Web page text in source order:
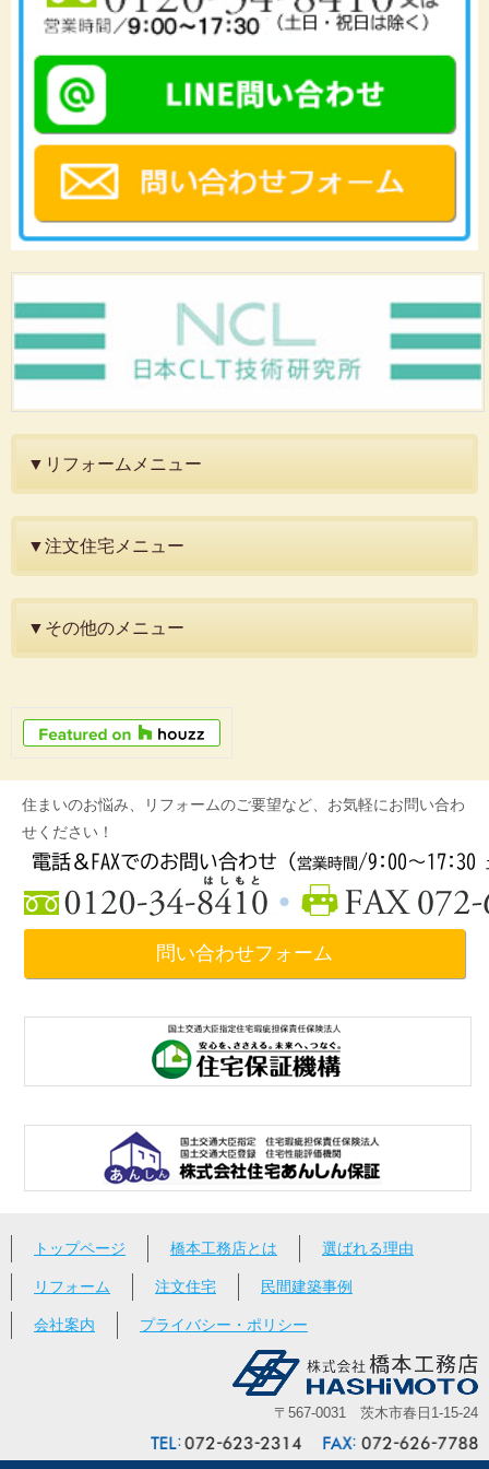
▼リフォームメニュー
▼注文住宅メニュー
▼その他のメニュー
住まいのお悩み、リフォームのご要望など、お気軽にお問い合わ
せください！
問い合わせフォーム
トップページ 橋本工務店とは 選ばれる理由
リフォーム 注文住宅 民間建築事例
会社案内 プライバシー・ポリシー
〒567-0031 茨木市春日1-15-24